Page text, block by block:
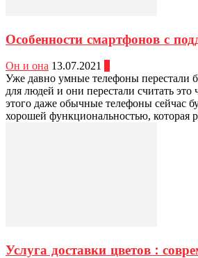
Особенности смартфонов с
Он и она 13.07.2021
Уже давно умные телефоны перестали
для людей и они перестали считать
этого даже обычные телефоны сейчас
хорошей функциональностью, которая
Услуга доставки цветов :